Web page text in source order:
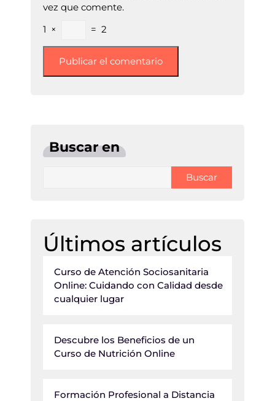
vez que comente.
1 × = 2
Buscar en
Buscar
Últimos artículos
Curso de Atención Sociosanitaria
Online: Cuidando con Calidad desde
cualquier lugar
Descubre los Beneficios de un
Curso de Nutrición Online
Formación Profesional a Distancia